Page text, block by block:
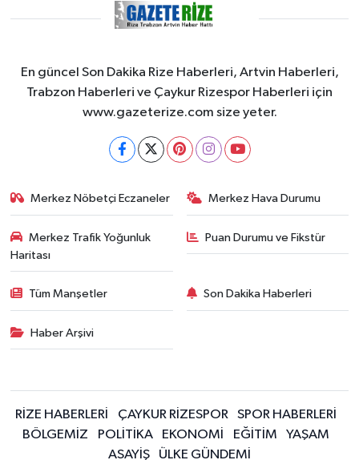
En güncel Son Dakika Rize Haberleri, Artvin Haberleri,
Trabzon Haberleri ve Çaykur Rizespor Haberleri için
www.gazeterize.com size yeter.
Merkez Nöbetçi Eczaneler Merkez Hava Durumu
Merkez Trafik Yoğunluk
Haritası
Puan Durumu ve Fikstür
Tüm Manşetler Son Dakika Haberleri
Haber Arşivi
RİZE HABERLERİ ÇAYKUR RİZESPOR
SPOR HABERLERİ
BÖLGEMİZ
POLİTİKA EKONOMİ EĞİTİM
YAŞAM
ASAYİŞ
ÜLKE GÜNDEMİ